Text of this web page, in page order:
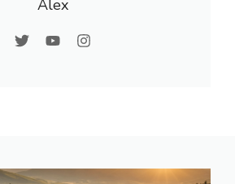
Alex